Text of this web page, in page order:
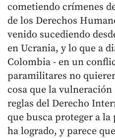
cometiendo crímenes
de los Derechos
venido sucediendo
en Ucrania, y lo que a
Colombia - en un
paramilitares no
cosa que la
reglas del Derecho
que busca proteger a
ha logrado, y parece